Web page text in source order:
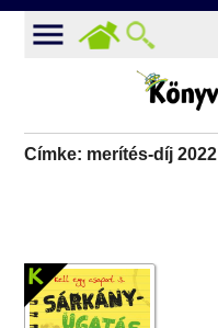
Címke: merítés-díj 2022